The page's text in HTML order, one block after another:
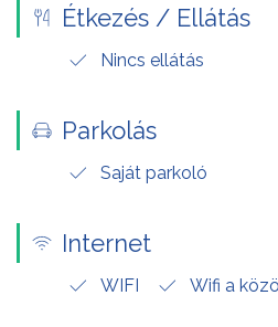
Étkezés / Ellátás
Nincs ellátás
Parkolás
Saját parkoló
Internet
WIFI Wifi a